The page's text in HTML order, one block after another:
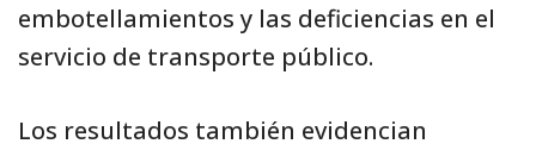
embotellamientos y las deficiencias en el
servicio de transporte público.
Los resultados también evidencian